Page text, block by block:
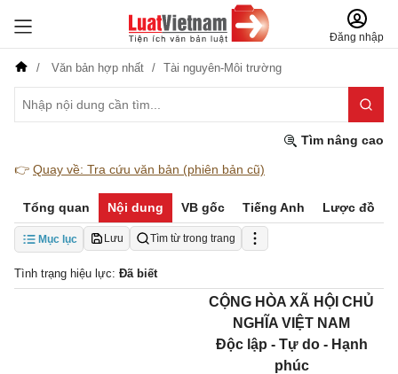
Đăng nhập
Văn bản hợp nhất Tài nguyên-Môi trường
Tìm nâng cao
👉 Quay về: Tra cứu văn bản (phiên bản cũ)
Tổng quan Nội dung VB gốc Tiếng Anh Lược đồ
Mục lục Lưu Tìm từ trong trang
Tình trạng hiệu lực: Đã biết
CỘNG HÒA XÃ HỘI CHỦ
NGHĨA VIỆT NAM
Độc lập - Tự do - Hạnh
phúc